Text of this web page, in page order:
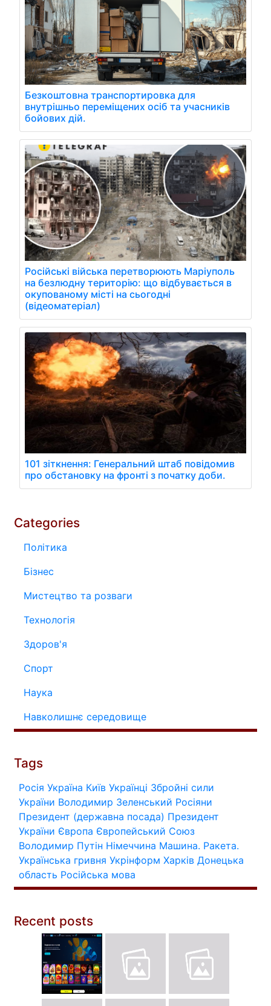
Безкоштовна транспортировка для
внутрішньо переміщених осіб та учасників
бойових дій.
Російські війська перетворюють Маріуполь
на безлюдну територію: що відбувається в
окупованому місті на сьогодні
(відеоматеріал)
101 зіткнення: Генеральний штаб повідомив
про обстановку на фронті з початку доби.
Categories
Політика
Бізнес
Мистецтво та розваги
Технологія
Здоров'я
Спорт
Наука
Навколишнє середовище
Tags
Росія Україна Київ Українці Збройні сили
України Володимир Зеленський Росіяни
Президент (державна посада) Президент
України Європа Європейський Союз
Володимир Путін Німеччина Машина. Ракета.
Українська гривня Укрінформ Харків Донецька
область Російська мова
Recent posts